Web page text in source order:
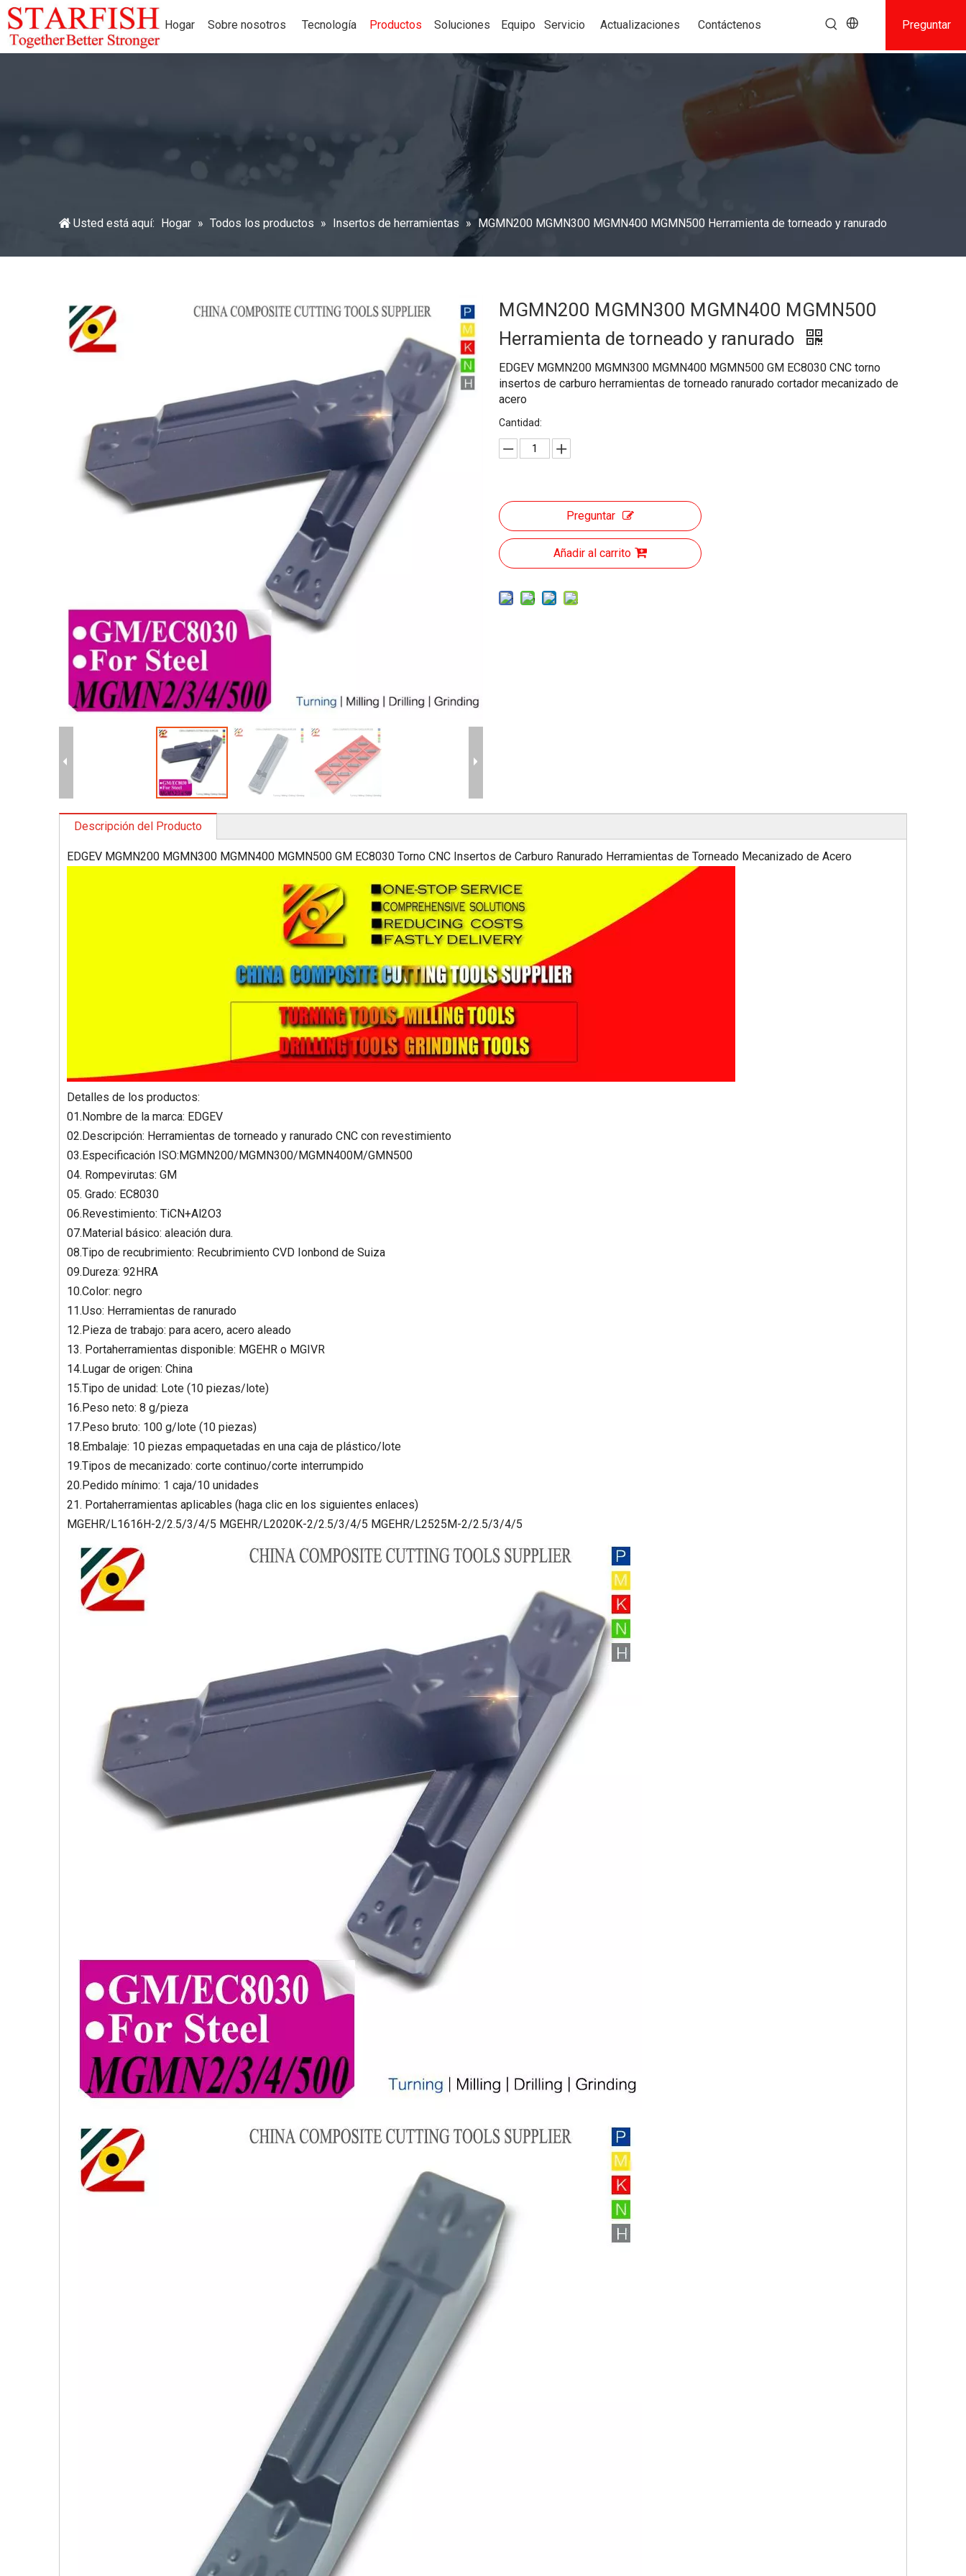
Hogar Sobre nosotros Tecnología Productos Soluciones Equipo Servicio Actualizaciones Contáctenos Preguntar
Usted está aquí: Hogar » Todos los productos » Insertos de herramientas » MGMN200 MGMN300 MGMN400 MGMN500 Herramienta de torneado y ranurado
MGMN200 MGMN300 MGMN400 MGMN500
Herramienta de torneado y ranurado
EDGEV MGMN200 MGMN300 MGMN400 MGMN500 GM EC8030 CNC torno
insertos de carburo herramientas de torneado ranurado cortador mecanizado de
acero
Cantidad:
Preguntar
Añadir al carrito
Descripción del Producto
EDGEV MGMN200 MGMN300 MGMN400 MGMN500 GM EC8030 Torno CNC Insertos de Carburo Ranurado Herramientas de Torneado Mecanizado de Acero
Detalles de los productos:
01.Nombre de la marca: EDGEV
02.Descripción: Herramientas de torneado y ranurado CNC con revestimiento
03.Especificación ISO:MGMN200/MGMN300/MGMN400M/GMN500
04. Rompevirutas: GM
05. Grado: EC8030
06.Revestimiento: TiCN+Al2O3
07.Material básico: aleación dura.
08.Tipo de recubrimiento: Recubrimiento CVD Ionbond de Suiza
09.Dureza: 92HRA
10.Color: negro
11.Uso: Herramientas de ranurado
12.Pieza de trabajo: para acero, acero aleado
13. Portaherramientas disponible: MGEHR o MGIVR
14.Lugar de origen: China
15.Tipo de unidad: Lote (10 piezas/lote)
16.Peso neto: 8 g/pieza
17.Peso bruto: 100 g/lote (10 piezas)
18.Embalaje: 10 piezas empaquetadas en una caja de plástico/lote
19.Tipos de mecanizado: corte continuo/corte interrumpido
20.Pedido mínimo: 1 caja/10 unidades
21. Portaherramientas aplicables (haga clic en los siguientes enlaces)
MGEHR/L1616H-2/2.5/3/4/5 MGEHR/L2020K-2/2.5/3/4/5 MGEHR/L2525M-2/2.5/3/4/5